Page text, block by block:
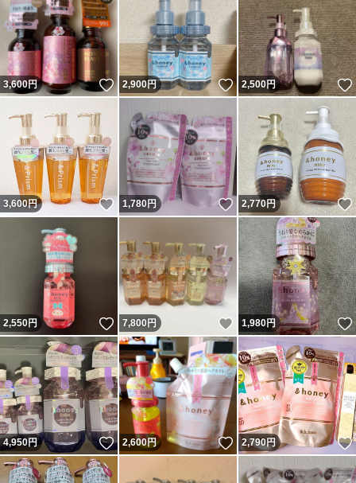
3,600円 いいね！
2,900円 いいね！
2,500円
3,600円 いいね！
1,780円 いいね！
2,770円
2,550円 いいね！
7,800円 いいね！
1,980円
4,950円 いいね！
2,600円 いいね！
2,790円